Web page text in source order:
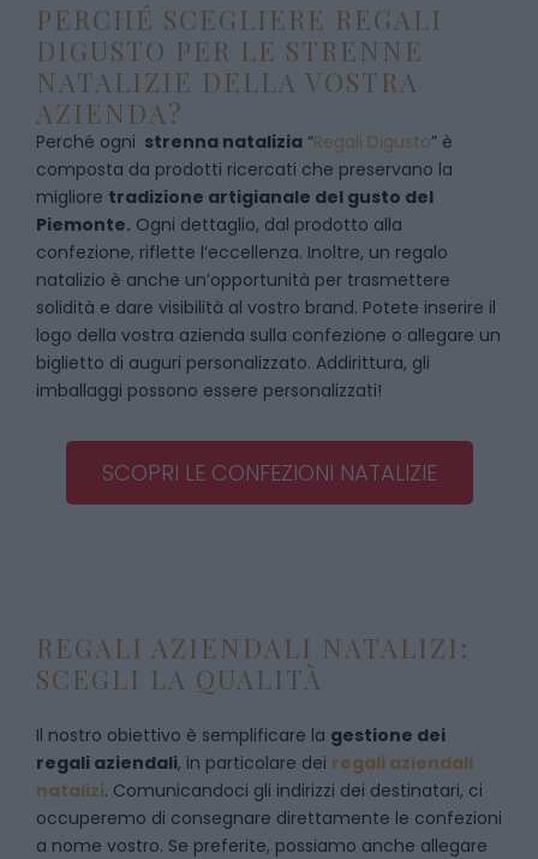
PERCHÉ SCEGLIERE REGALI
DIGUSTO PER LE STRENNE
NATALIZIE DELLA VOSTRA
AZIENDA?
Perché ogni strenna natalizia “Regali Digusto” è
composta da prodotti ricercati che preservano la
migliore tradizione artigianale del gusto del
Piemonte. Ogni dettaglio, dal prodotto alla
confezione, riflette l’eccellenza. Inoltre, un regalo
natalizio è anche un’opportunità per trasmettere
solidità e dare visibilità al vostro brand. Potete inserire il
logo della vostra azienda sulla confezione o allegare un
biglietto di auguri personalizzato. Addirittura, gli
imballaggi possono essere personalizzati!
SCOPRI LE CONFEZIONI NATALIZIE
REGALI AZIENDALI NATALIZI:
SCEGLI LA QUALITÀ
Il nostro obiettivo è semplificare la gestione dei
regali aziendali, in particolare dei regali aziendali
natalizi. Comunicandoci gli indirizzi dei destinatari, ci
occuperemo di consegnare direttamente le confezioni
a nome vostro. Se preferite, possiamo anche allegare